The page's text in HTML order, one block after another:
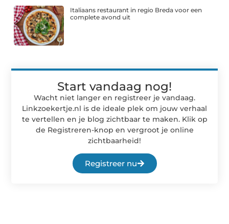
Italiaans restaurant in regio Breda voor een
complete avond uit
Start vandaag nog!
Wacht niet langer en registreer je vandaag.
Linkzoekertje.nl is de ideale plek om jouw verhaal
te vertellen en je blog zichtbaar te maken. Klik op
de Registreren-knop en vergroot je online
zichtbaarheid!
Registreer nu